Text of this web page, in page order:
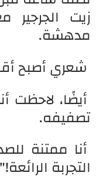
زيت
مدهشة.
شعري أصبح
أيضًا، لاحظت
تصفيفه.
أنا ممتنة
التجربة الرائعة!"